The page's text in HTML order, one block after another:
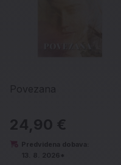
Povezana
24,90 €
Predvidena dobava:
13. 8. 2026*